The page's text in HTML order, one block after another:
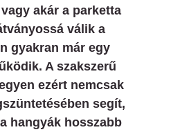
akár a parketta
válik a
gyakran már egy
A szakszerű
ezért nemcsak
segít,
hangyák hosszabb